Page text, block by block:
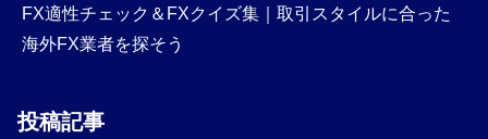
FX適性チェック＆FXクイズ集｜取引スタイルに合った
海外FX業者を探そう
投稿記事